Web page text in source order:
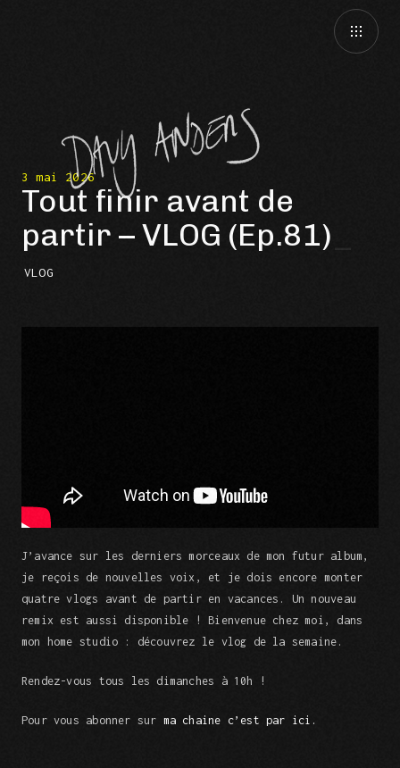
3 mai 2026
Tout finir avant de
partir – VLOG (Ep.81)
VLOG
J’avance sur les derniers morceaux de mon futur album,
je reçois de nouvelles voix, et je dois encore monter
quatre vlogs avant de partir en vacances. Un nouveau
remix est aussi disponible ! Bienvenue chez moi, dans
mon home studio : découvrez le vlog de la semaine.
Rendez-vous tous les dimanches à 10h !
Pour vous abonner sur ma chaine c’est par ici.